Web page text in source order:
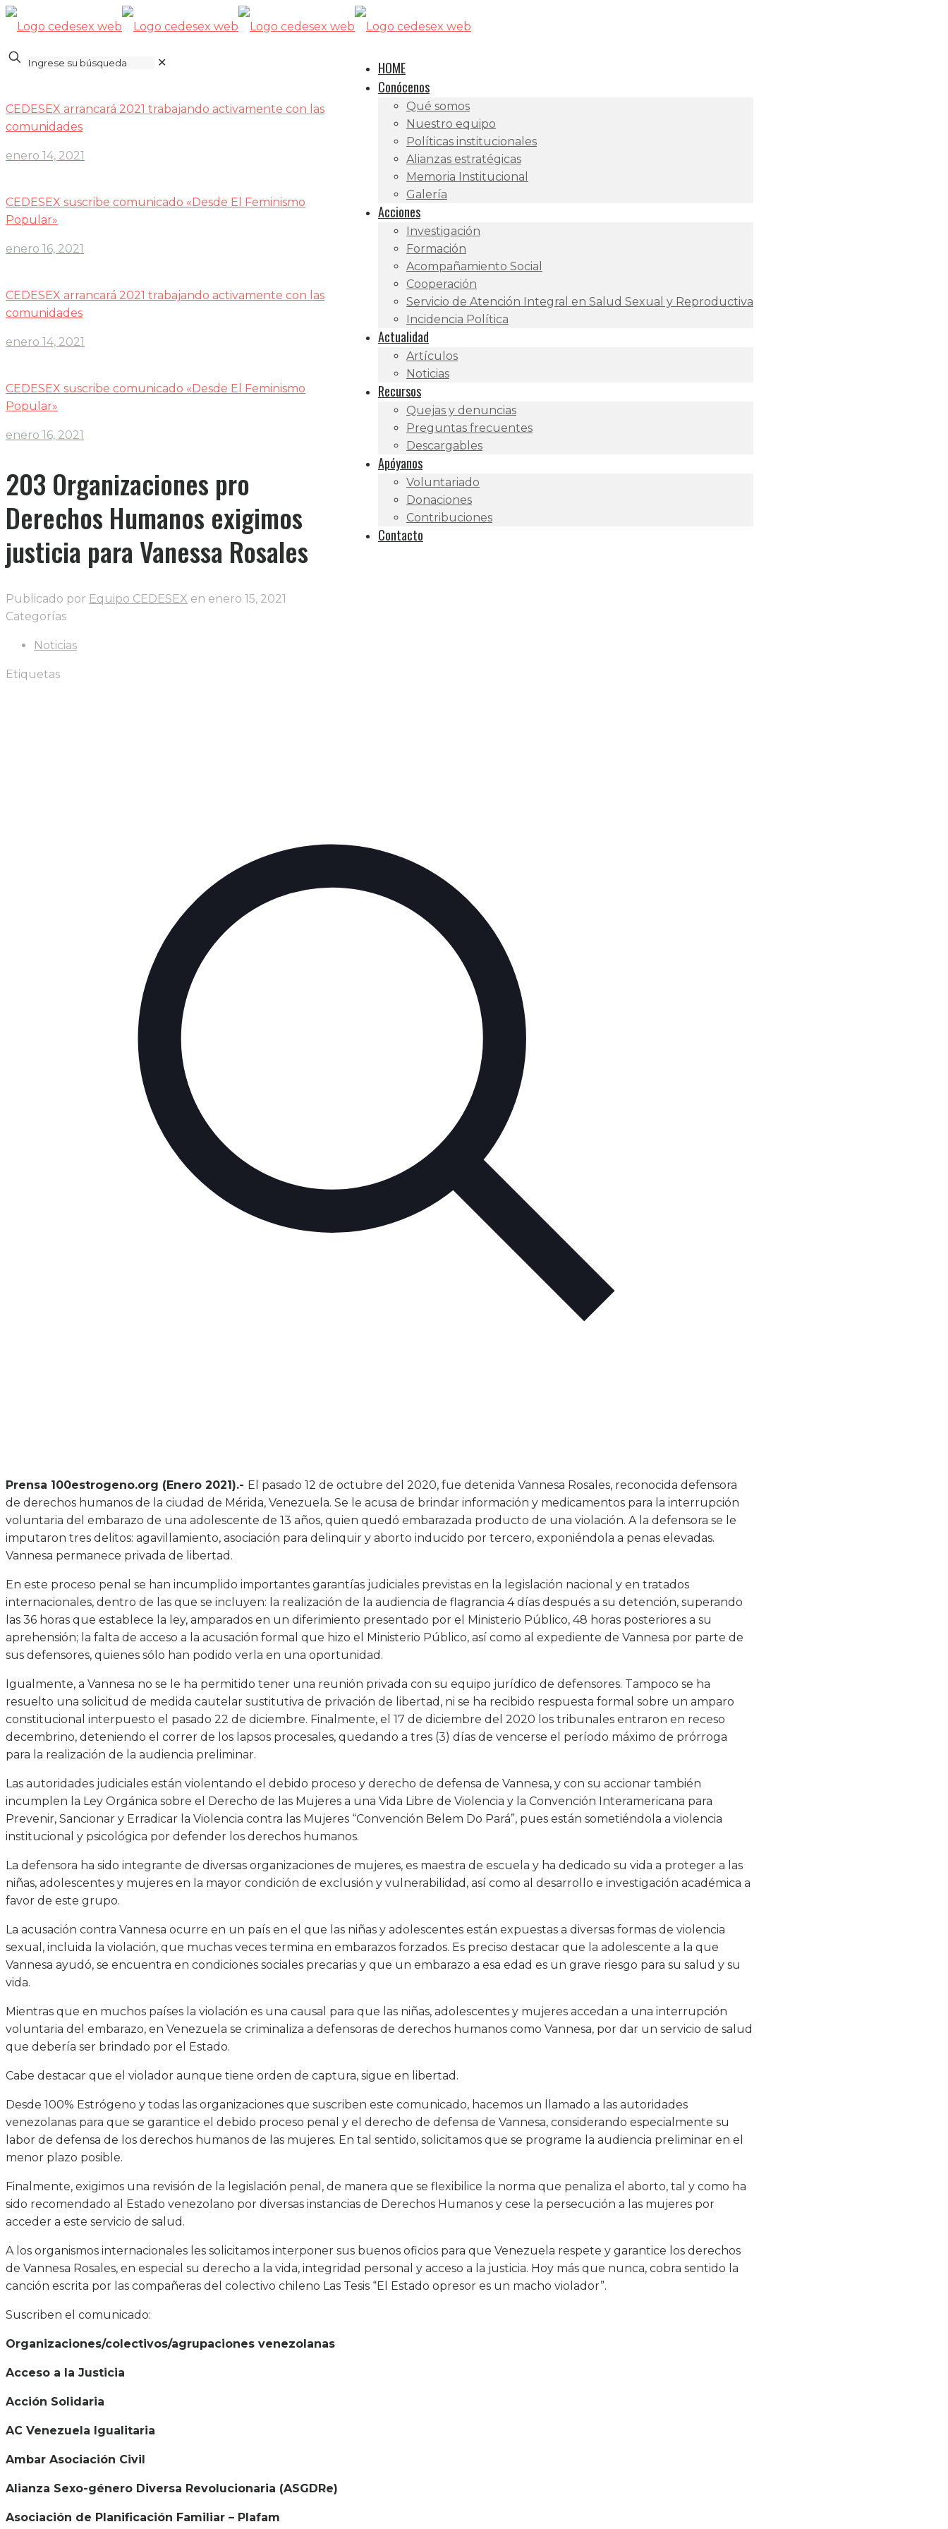
HOME
Conócenos
Qué somos
Nuestro equipo
Políticas institucionales
Alianzas estratégicas
Memoria Institucional
Galería
Acciones
Investigación
Formación
Acompañamiento Social
Cooperación
Servicio de Atención Integral en Salud Sexual y Reproductiva
Incidencia Política
Actualidad
Artículos
Noticias
Recursos
Quejas y denuncias
Preguntas frecuentes
Descargables
Apóyanos
Voluntariado
Donaciones
Contribuciones
Contacto
✕
CEDESEX arrancará 2021 trabajando activamente con las
comunidades
enero 14, 2021
CEDESEX suscribe comunicado «Desde El Feminismo
Popular»
enero 16, 2021
CEDESEX arrancará 2021 trabajando activamente con las
comunidades
enero 14, 2021
CEDESEX suscribe comunicado «Desde El Feminismo
Popular»
enero 16, 2021
203 Organizaciones pro
Derechos Humanos exigimos
justicia para Vanessa Rosales
Publicado por Equipo CEDESEX en enero 15, 2021
Categorías
Noticias
Etiquetas
Prensa 100estrogeno.org (Enero 2021).- El pasado 12 de octubre del 2020, fue detenida Vannesa Rosales, reconocida defensora
de derechos humanos de la ciudad de Mérida, Venezuela. Se le acusa de brindar información y medicamentos para la interrupción
voluntaria del embarazo de una adolescente de 13 años, quien quedó embarazada producto de una violación. A la defensora se le
imputaron tres delitos: agavillamiento, asociación para delinquir y aborto inducido por tercero, exponiéndola a penas elevadas.
Vannesa permanece privada de libertad.
En este proceso penal se han incumplido importantes garantías judiciales previstas en la legislación nacional y en tratados
internacionales, dentro de las que se incluyen: la realización de la audiencia de flagrancia 4 días después a su detención, superando
las 36 horas que establece la ley, amparados en un diferimiento presentado por el Ministerio Público, 48 horas posteriores a su
aprehensión; la falta de acceso a la acusación formal que hizo el Ministerio Público, así como al expediente de Vannesa por parte de
sus defensores, quienes sólo han podido verla en una oportunidad.
Igualmente, a Vannesa no se le ha permitido tener una reunión privada con su equipo jurídico de defensores. Tampoco se ha
resuelto una solicitud de medida cautelar sustitutiva de privación de libertad, ni se ha recibido respuesta formal sobre un amparo
constitucional interpuesto el pasado 22 de diciembre. Finalmente, el 17 de diciembre del 2020 los tribunales entraron en receso
decembrino, deteniendo el correr de los lapsos procesales, quedando a tres (3) días de vencerse el período máximo de prórroga
para la realización de la audiencia preliminar.
Las autoridades judiciales están violentando el debido proceso y derecho de defensa de Vannesa, y con su accionar también
incumplen la Ley Orgánica sobre el Derecho de las Mujeres a una Vida Libre de Violencia y la Convención Interamericana para
Prevenir, Sancionar y Erradicar la Violencia contra las Mujeres “Convención Belem Do Pará”, pues están sometiéndola a violencia
institucional y psicológica por defender los derechos humanos.
La defensora ha sido integrante de diversas organizaciones de mujeres, es maestra de escuela y ha dedicado su vida a proteger a las
niñas, adolescentes y mujeres en la mayor condición de exclusión y vulnerabilidad, así como al desarrollo e investigación académica a
favor de este grupo.
La acusación contra Vannesa ocurre en un país en el que las niñas y adolescentes están expuestas a diversas formas de violencia
sexual, incluida la violación, que muchas veces termina en embarazos forzados. Es preciso destacar que la adolescente a la que
Vannesa ayudó, se encuentra en condiciones sociales precarias y que un embarazo a esa edad es un grave riesgo para su salud y su
vida.
Mientras que en muchos países la violación es una causal para que las niñas, adolescentes y mujeres accedan a una interrupción
voluntaria del embarazo, en Venezuela se criminaliza a defensoras de derechos humanos como Vannesa, por dar un servicio de salud
que debería ser brindado por el Estado.
Cabe destacar que el violador aunque tiene orden de captura, sigue en libertad.
Desde 100% Estrógeno y todas las organizaciones que suscriben este comunicado, hacemos un llamado a las autoridades
venezolanas para que se garantice el debido proceso penal y el derecho de defensa de Vannesa, considerando especialmente su
labor de defensa de los derechos humanos de las mujeres. En tal sentido, solicitamos que se programe la audiencia preliminar en el
menor plazo posible.
Finalmente, exigimos una revisión de la legislación penal, de manera que se flexibilice la norma que penaliza el aborto, tal y como ha
sido recomendado al Estado venezolano por diversas instancias de Derechos Humanos y cese la persecución a las mujeres por
acceder a este servicio de salud.
A los organismos internacionales les solicitamos interponer sus buenos oficios para que Venezuela respete y garantice los derechos
de Vannesa Rosales, en especial su derecho a la vida, integridad personal y acceso a la justicia. Hoy más que nunca, cobra sentido la
canción escrita por las compañeras del colectivo chileno Las Tesis “El Estado opresor es un macho violador”.
Suscriben el comunicado:
Organizaciones/colectivos/agrupaciones venezolanas
Acceso a la Justicia
Acción Solidaria
AC Venezuela Igualitaria
Ambar Asociación Civil
Alianza Sexo-género Diversa Revolucionaria (ASGDRe)
Asociación de Planificación Familiar – Plafam